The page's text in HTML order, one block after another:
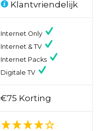
Klantvriendelijk
Internet Only
Internet & TV
Internet Packs
Digitale TV
€75 Korting